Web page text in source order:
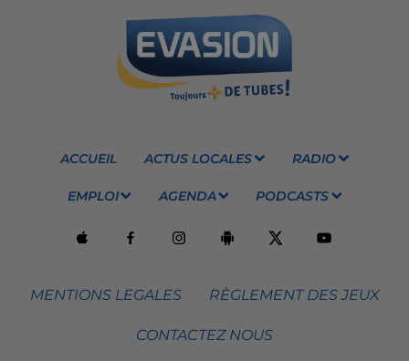
ACCUEIL ACTUS LOCALES RADIO
EMPLOI AGENDA PODCASTS
MENTIONS LEGALES RÈGLEMENT DES JEUX
CONTACTEZ NOUS